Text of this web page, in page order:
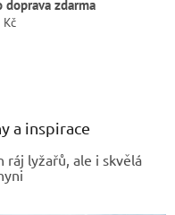
zdarma
a inspirace
ráj lyžařů, ale i skvělá